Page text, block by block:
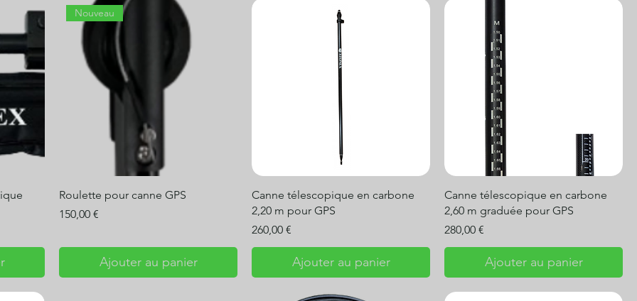
Nouveau
Roulette pour canne GPS
Prix
150,00 €
Ajouter au panier
Canne télescopique en carbone
2,20 m pour GPS
Prix
260,00 €
Ajouter au panier
Canne télescopique en carbone
2,60 m graduée pour GPS
Prix
280,00 €
Ajouter au panier